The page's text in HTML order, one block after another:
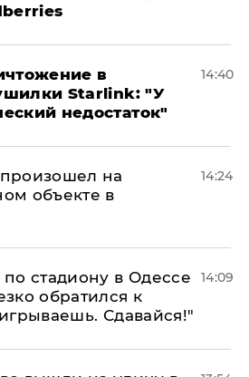
в
Starlink: "У
недостаток"
14:40
на
объекте в
14:24
стадиону в Одессе
обратился к
Сдавайся!"
14:09